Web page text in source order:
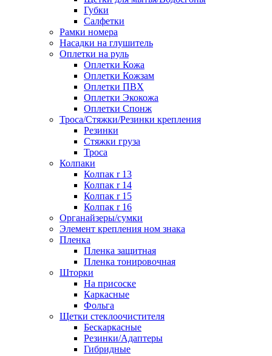
Губки
Салфетки
Рамки номера
Насадки на глушитель
Оплетки на руль
Оплетки Кожа
Оплетки Кожзам
Оплетки ПВХ
Оплетки Экокожа
Оплетки Спонж
Троса/Стяжки/Резинки крепления
Резинки
Стяжки груза
Троса
Колпаки
Колпак r 13
Колпак r 14
Колпак r 15
Колпак r 16
Органайзеры/сумки
Элемент крепления ном знака
Пленка
Пленка защитная
Пленка тонировочная
Шторки
На присоске
Каркасные
Фольга
Щетки стеклоочистителя
Бескаркасные
Резинки/Адаптеры
Гибридные